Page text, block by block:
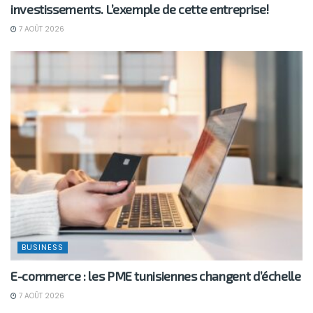
investissements. L’exemple de cette entreprise!
7 AOÛT 2026
BUSINESS
E-commerce : les PME tunisiennes changent d’échelle
7 AOÛT 2026